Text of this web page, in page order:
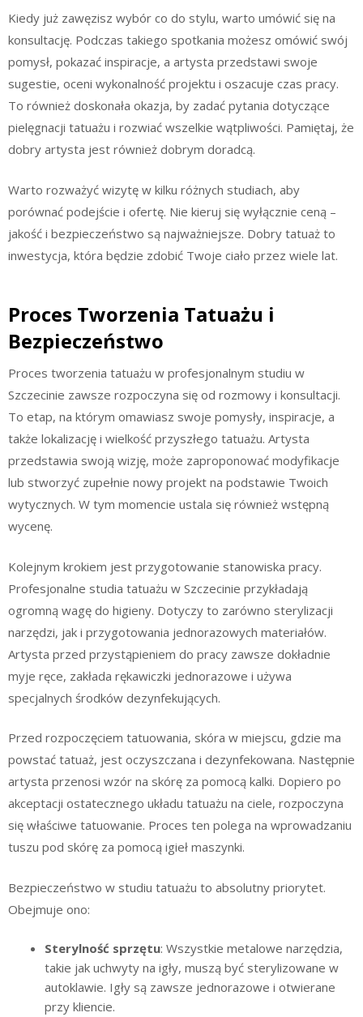
Kiedy już zawęzisz wybór co do stylu, warto umówić się na
konsultację. Podczas takiego spotkania możesz omówić swój
pomysł, pokazać inspiracje, a artysta przedstawi swoje
sugestie, oceni wykonalność projektu i oszacuje czas pracy.
To również doskonała okazja, by zadać pytania dotyczące
pielęgnacji tatuażu i rozwiać wszelkie wątpliwości. Pamiętaj, że
dobry artysta jest również dobrym doradcą.
Warto rozważyć wizytę w kilku różnych studiach, aby
porównać podejście i ofertę. Nie kieruj się wyłącznie ceną –
jakość i bezpieczeństwo są najważniejsze. Dobry tatuaż to
inwestycja, która będzie zdobić Twoje ciało przez wiele lat.
Proces Tworzenia Tatuażu i
Bezpieczeństwo
Proces tworzenia tatuażu w profesjonalnym studiu w
Szczecinie zawsze rozpoczyna się od rozmowy i konsultacji.
To etap, na którym omawiasz swoje pomysły, inspiracje, a
także lokalizację i wielkość przyszłego tatuażu. Artysta
przedstawia swoją wizję, może zaproponować modyfikacje
lub stworzyć zupełnie nowy projekt na podstawie Twoich
wytycznych. W tym momencie ustala się również wstępną
wycenę.
Kolejnym krokiem jest przygotowanie stanowiska pracy.
Profesjonalne studia tatuażu w Szczecinie przykładają
ogromną wagę do higieny. Dotyczy to zarówno sterylizacji
narzędzi, jak i przygotowania jednorazowych materiałów.
Artysta przed przystąpieniem do pracy zawsze dokładnie
myje ręce, zakłada rękawiczki jednorazowe i używa
specjalnych środków dezynfekujących.
Przed rozpoczęciem tatuowania, skóra w miejscu, gdzie ma
powstać tatuaż, jest oczyszczana i dezynfekowana. Następnie
artysta przenosi wzór na skórę za pomocą kalki. Dopiero po
akceptacji ostatecznego układu tatuażu na ciele, rozpoczyna
się właściwe tatuowanie. Proces ten polega na wprowadzaniu
tuszu pod skórę za pomocą igieł maszynki.
Bezpieczeństwo w studiu tatuażu to absolutny priorytet.
Obejmuje ono:
Sterylność sprzętu: Wszystkie metalowe narzędzia,
takie jak uchwyty na igły, muszą być sterylizowane w
autoklawie. Igły są zawsze jednorazowe i otwierane
przy kliencie.